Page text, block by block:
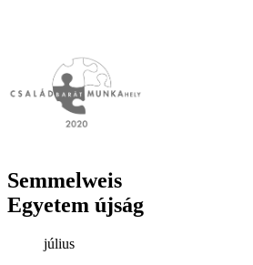
Semmelweis
Egyetem újság
július